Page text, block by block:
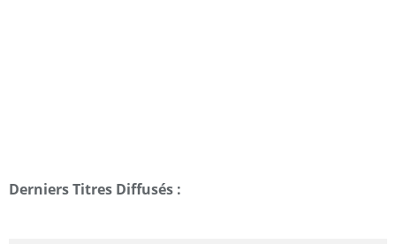
Derniers Titres Diffusés :